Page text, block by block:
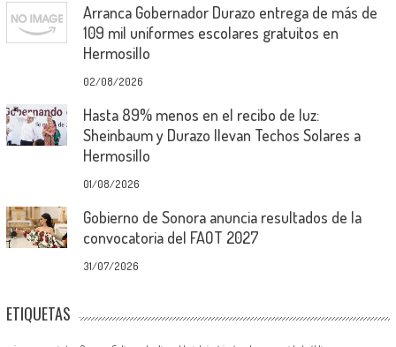
Arranca Gobernador Durazo entrega de más de
109 mil uniformes escolares gratuitos en
Hermosillo
02/08/2026
Hasta 89% menos en el recibo de luz:
Sheinbaum y Durazo llevan Techos Solares a
Hermosillo
01/08/2026
Gobierno de Sonora anuncia resultados de la
convocatoria del FAOT 2027
31/07/2026
ETIQUETAS